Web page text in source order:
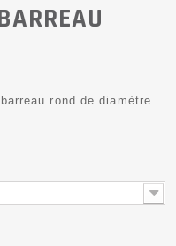
rond de diamètre